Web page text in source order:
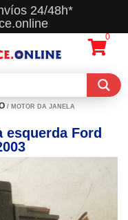
24/48h*
0
/ MOTOR DA JANELA
esquerda Ford